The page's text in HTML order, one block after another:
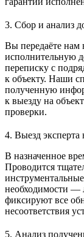
3. Сбор и анализ
Вы передаёте нам
исполнительную
переписку с
к объекту. Наши
полученную
к выезду на
проверки.
4. Выезд эксперта
В назначенное
Проводится
необходимости —
фиксируют все
несоответствия
5. Анализ